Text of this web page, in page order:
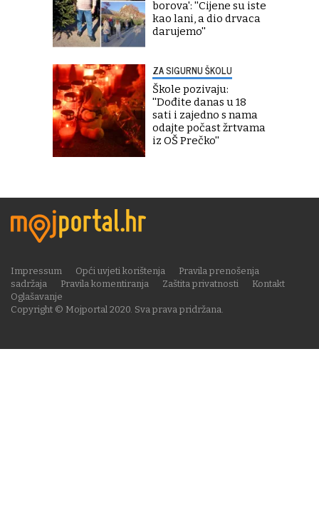
borova': ''Cijene su iste
kao lani, a dio drvaca
darujemo''
ZA SIGURNU ŠKOLU
Škole pozivaju:
''Dođite danas u 18
sati i zajedno s nama
odajte počast žrtvama
iz OŠ Prečko''
Copyright © Mojportal 2020. Sva prava pridržana.
Impressum Opći uvjeti korištenja
Pravila prenošenja
sadržaja
Pravila komentiranja Zaštita privatnosti
Kontakt
Oglašavanje